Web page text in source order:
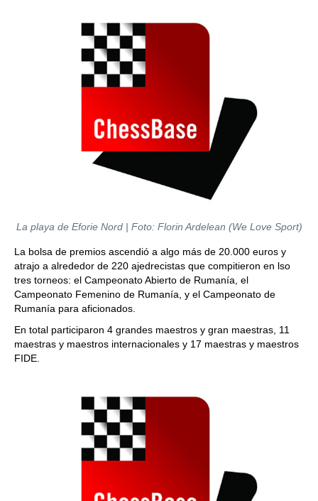
La playa de Eforie Nord | Foto: Florin Ardelean (We Love Sport)
La bolsa de premios ascendió a algo más de 20.000 euros y
atrajo a alrededor de 220 ajedrecistas que compitieron en lso
tres torneos: el Campeonato Abierto de Rumanía, el
Campeonato Femenino de Rumanía, y el Campeonato de
Rumanía para aficionados.
En total participaron 4 grandes maestros y gran maestras, 11
maestras y maestros internacionales y 17 maestras y maestros
FIDE.